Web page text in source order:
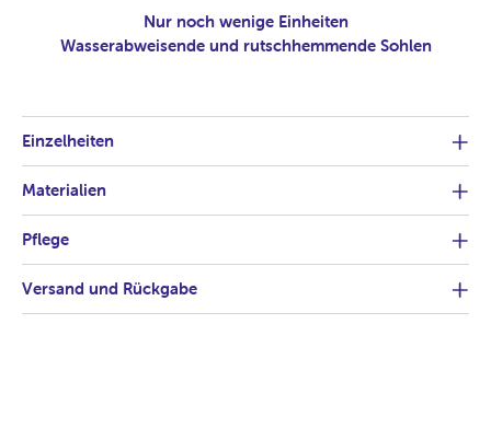
Nur noch wenige Einheiten
Wasserabweisende und rutschhemmende Sohlen
Einzelheiten
Materialien
Pflege
Versand und Rückgabe